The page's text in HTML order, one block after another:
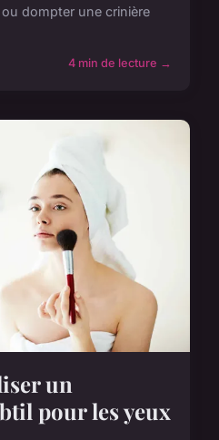
dompter une crinière
4 min de lecture →
un
pour les yeux